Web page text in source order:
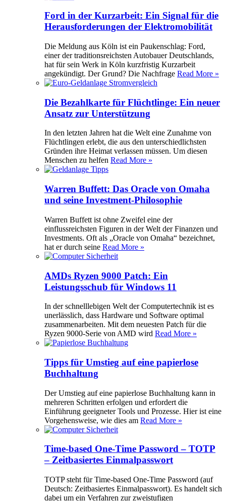
Ford in der Kurzarbeit: Ein Signal für die
Herausforderungen der Elektromobilität
Die Meldung aus Köln ist ein Paukenschlag: Ford,
einer der traditionsreichsten Autobauer Deutschlands,
hat für sein Werk in Köln kurzfristig Kurzarbeit
angekündigt. Der Grund? Die Nachfrage Read More »
Die Bezahlkarte für Flüchtlinge: Ein neuer
Ansatz zur Unterstützung
In den letzten Jahren hat die Welt eine Zunahme von
Flüchtlingen erlebt, die aus den unterschiedlichsten
Gründen ihre Heimat verlassen müssen. Um diesen
Menschen zu helfen Read More »
Warren Buffett: Das Oracle von Omaha
und seine Investment-Philosophie
Warren Buffett ist ohne Zweifel eine der
einflussreichsten Figuren in der Welt der Finanzen und
Investments. Oft als „Oracle von Omaha“ bezeichnet,
hat er durch seine Read More »
AMDs Ryzen 9000 Patch: Ein
Leistungsschub für Windows 11
In der schnelllebigen Welt der Computertechnik ist es
unerlässlich, dass Hardware und Software optimal
zusammenarbeiten. Mit dem neuesten Patch für die
Ryzen 9000-Serie von AMD wird Read More »
Tipps für Umstieg auf eine papierlose
Buchhaltung
Der Umstieg auf eine papierlose Buchhaltung kann in
mehreren Schritten erfolgen und erfordert die
Einführung geeigneter Tools und Prozesse. Hier ist eine
Vorgehensweise, wie dies am Read More »
Time-based One-Time Password – TOTP
– Zeitbasiertes Einmalpasswort
TOTP steht für Time-based One-Time Password (auf
Deutsch: Zeitbasiertes Einmalpasswort). Es handelt sich
dabei um ein Verfahren zur zweistufigen